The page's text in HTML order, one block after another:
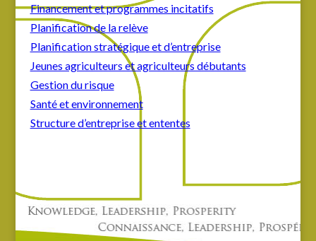
Financement et programmes incitatifs
Planification de la relève
Planification stratégique et d’entreprise
Jeunes agriculteurs et agriculteurs débutants
Gestion du risque
Santé et environnement
Structure d’entreprise et ententes